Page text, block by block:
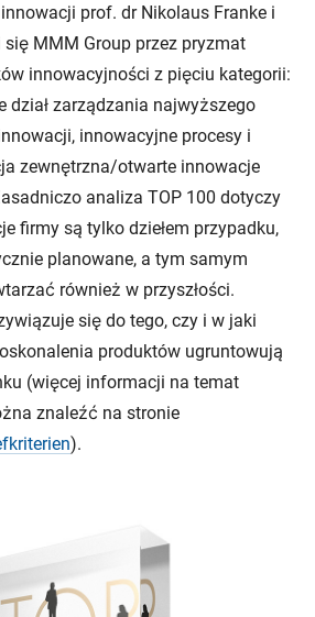
prof. dr Nikolaus Franke i
się MMM Group przez pryzmat
innowacyjności z pięciu kategorii:
dział zarządzania najwyższego
innowacyjne procesy i
zewnętrzna/otwarte innowacje
analiza TOP 100 dotyczy
firmy są tylko dziełem przypadku,
planowane, a tym samym
również w przyszłości.
się do tego, czy i w jaki
produktów ugruntowują
(więcej informacji na temat
znaleźć na stronie
).